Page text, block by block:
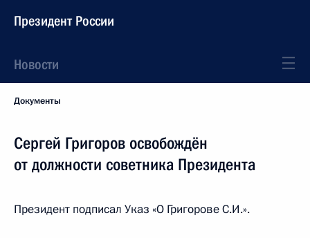
Президент России
Новости
Документы
Сергей Григоров освобождён
от должности советника Президента
Президент подписал Указ «О Григорове С.И.».